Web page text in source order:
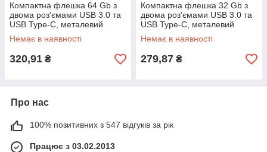
Компактна флешка 64 Gb з
двома роз'ємами USB 3.0 та
USB Type-C, металевий
корпус
Немає в наявності
320,91 ₴
Компактна флешка 32 Gb з
двома роз'ємами USB 3.0 та
USB Type-C, металевий
корпус
Немає в наявності
279,87 ₴
Про нас
100% позитивних з 547 відгуків за рік
Працює з 03.02.2013